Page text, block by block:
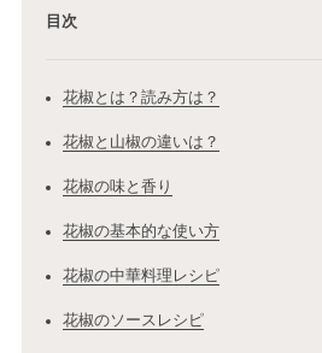
目次
花椒とは？読み方は？
花椒と山椒の違いは？
花椒の味と香り
花椒の基本的な使い方
花椒の中華料理レシピ
花椒のソースレシピ